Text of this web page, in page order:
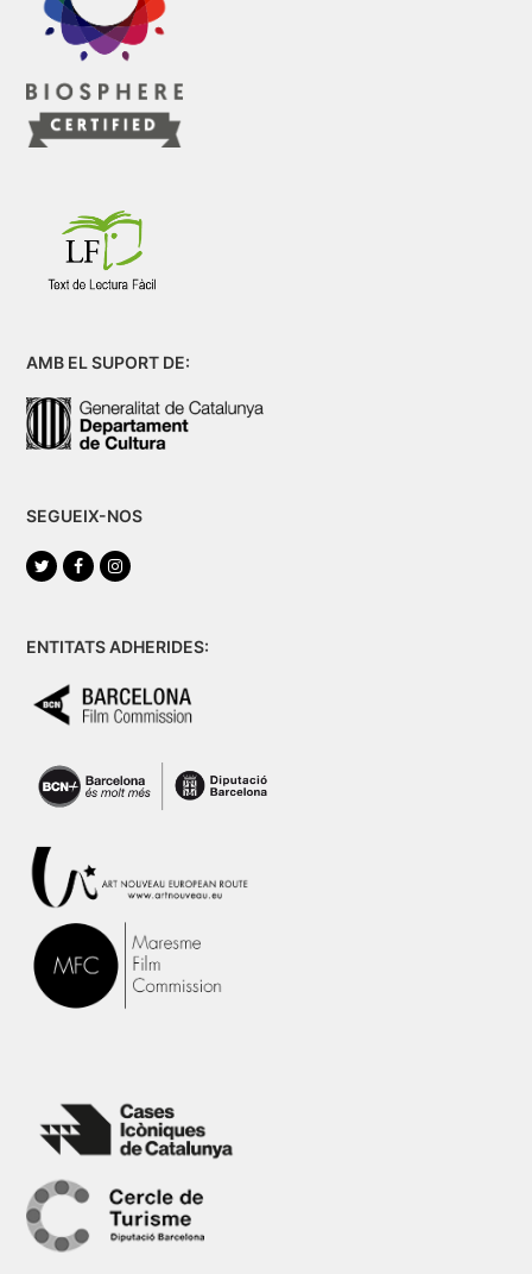
AMB EL SUPORT DE:
SEGUEIX-NOS
TwitterFacebookInstagram
ENTITATS ADHERIDES: